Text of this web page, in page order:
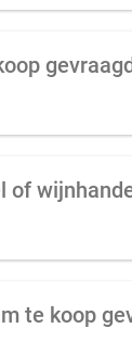
of
te koop